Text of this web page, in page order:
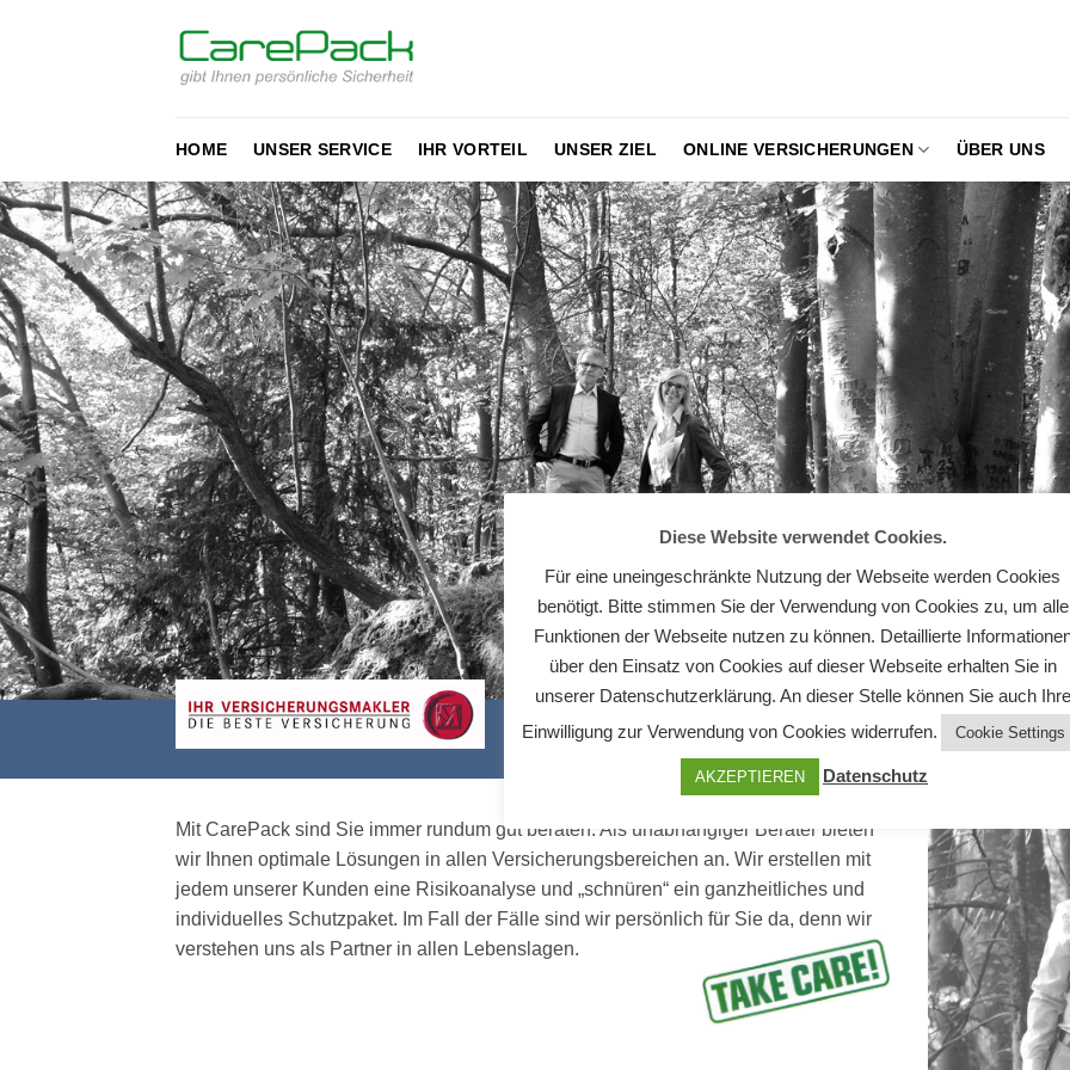
HOME UNSER SERVICE IHR VORTEIL UNSER ZIEL ONLINE VERSICHERUNGEN ÜBER UNS
Mit CarePack sind Sie immer rundum gut beraten. Als unabhängiger Berater bieten
wir Ihnen optimale Lösungen in allen Versicherungsbereichen an. Wir erstellen mit
jedem unserer Kunden eine Risikoanalyse und „schnüren“ ein ganzheitliches und
individuelles Schutzpaket. Im Fall der Fälle sind wir persönlich für Sie da, denn wir
verstehen uns als Partner in allen Lebenslagen.
Diese Website verwendet Cookies.
Für eine uneingeschränkte Nutzung der Webseite werden Cookies
benötigt. Bitte stimmen Sie der Verwendung von Cookies zu, um alle
Funktionen der Webseite nutzen zu können. Detaillierte
über den Einsatz von Cookies auf dieser Webseite erhalten Sie in
unserer Datenschutzerklärung. An dieser Stelle können Sie auch Ihre
Einwilligung zur Verwendung von Cookies widerrufen.
Cookie Settings
AKZEPTIEREN Datenschutz